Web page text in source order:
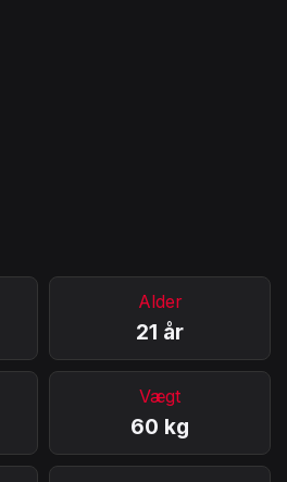
Alder
21 år
Vægt
60 kg